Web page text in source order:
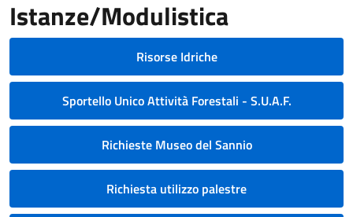
Istanze/Modulistica
Risorse Idriche
Sportello Unico Attività Forestali - S.U.A.F.
Richieste Museo del Sannio
Richiesta utilizzo palestre